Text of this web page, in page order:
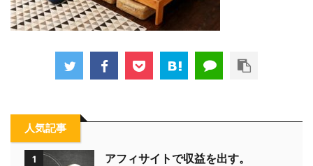
人気記事
1 アフィサイトで収益を出す。